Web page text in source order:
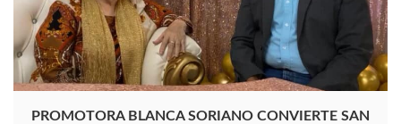
PROMOTORA BLANCA SORIANO CONVIERTE SAN